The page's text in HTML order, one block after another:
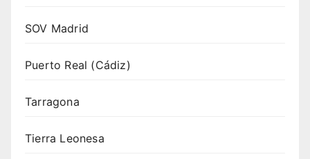
SOV Madrid
Puerto Real (Cádiz)
Tarragona
Tierra Leonesa